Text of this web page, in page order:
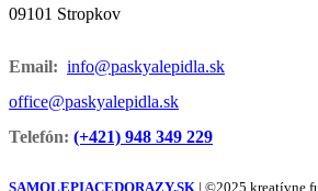
09101 Stropkov
Email: info@paskyalepidla.sk
office@paskyalepidla.sk
Telefón: (+421) 948 349 229
SAMOLEPIACEDORAZY.SK | ©2025 kreatívne